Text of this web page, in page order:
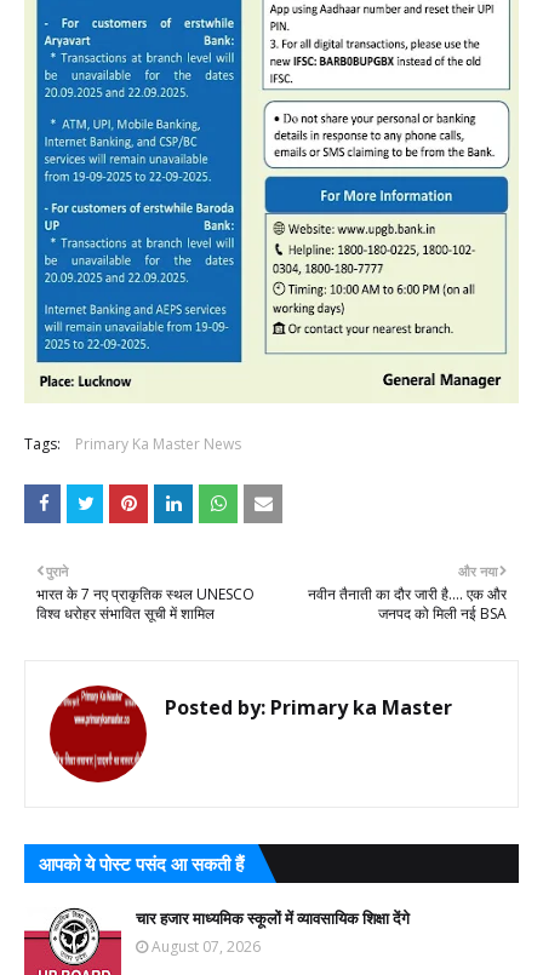
Tags: Primary Ka Master News
और नया
नवीन तैनाती का दौर जारी है.... एक और
जनपद को मिली नई BSA
पुराने
भारत के 7 नए प्राकृतिक स्थल UNESCO
विश्व धरोहर संभावित सूची में शामिल
Posted by: Primary ka Master
आपको ये पोस्ट पसंद आ सकती हैं
चार हजार माध्यमिक स्कूलों में व्यावसायिक शिक्षा देंगे
August 07, 2026